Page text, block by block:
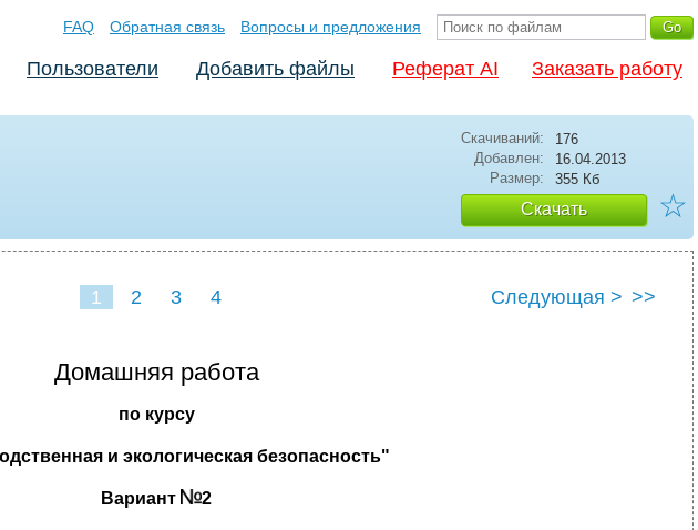
FAQ Обратная связь Вопросы и предложения
Пользователи Добавить файлы Реферат AI Заказать работу
Скачиваний:
176
Добавлен:
16.04.2013
Размер:
355 Кб
Скачать ☆
1 2 3 4 Следующая > >>
Домашняя работа
по курсу
и экологическая безопасность"
Вариант 2